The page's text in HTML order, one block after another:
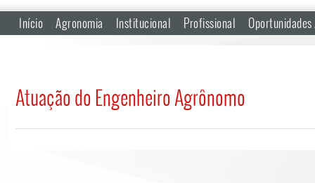
Início Agronomia Institucional Profissional
Atuação do Engenheiro Agrônomo